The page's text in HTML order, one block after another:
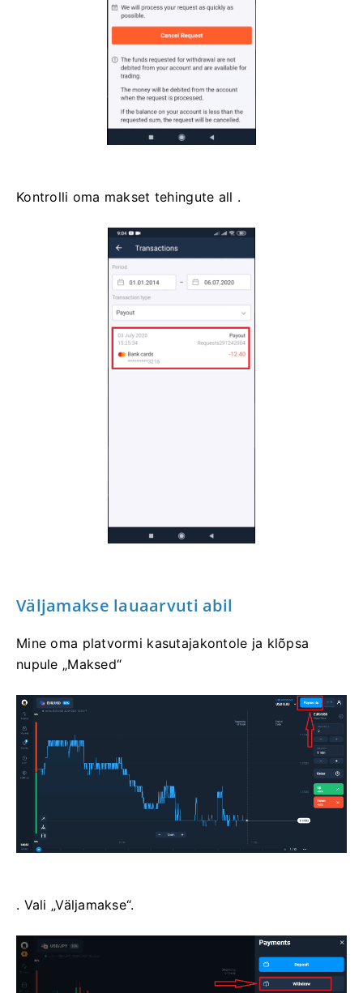
Kontrolli oma makset tehingute all .
Väljamakse lauaarvuti abil
Mine oma platvormi kasutajakontole ja klõpsa
nupule „Maksed“
. Vali „Väljamakse“.